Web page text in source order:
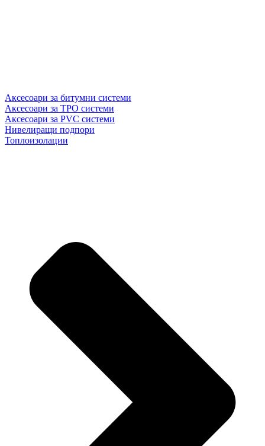
Аксесоари за битумни системи
Аксесоари за TPO системи
Аксесоари за PVC системи
Нивелиращи подпори
Топлоизолации